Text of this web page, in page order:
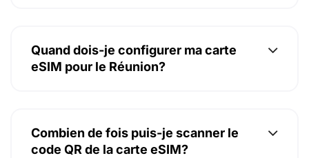
Quand dois-je configurer ma carte
eSIM pour le Réunion?
Combien de fois puis-je scanner le
code QR de la carte eSIM?